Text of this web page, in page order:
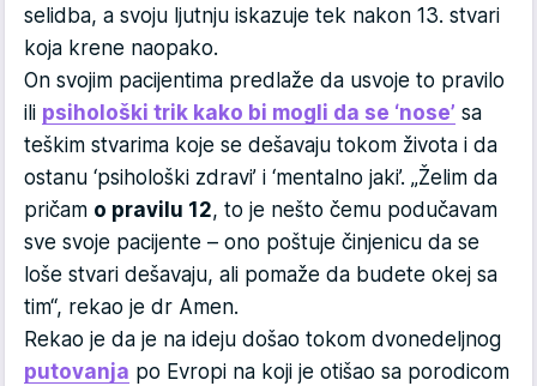
selidba, a svoju ljutnju iskazuje tek nakon 13. stvari
koja krene naopako.
On svojim pacijentima predlaže da usvoje to pravilo
ili psihološki trik kako bi mogli da se ‘nose’ sa
teškim stvarima koje se dešavaju tokom života i da
ostanu ‘psihološki zdravi’ i ‘mentalno jaki’. „Želim da
pričam o pravilu 12, to je nešto čemu podučavam
sve svoje pacijente – ono poštuje činjenicu da se
loše stvari dešavaju, ali pomaže da budete okej sa
tim“, rekao je dr Amen.
Rekao je da je na ideju došao tokom dvonedeljnog
putovanja po Evropi na koji je otišao sa porodicom